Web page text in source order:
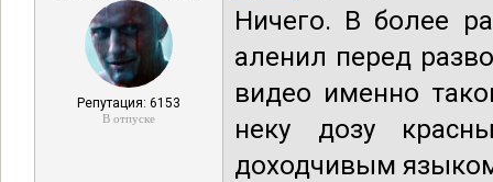
Репутация: 6153
В отпуске
Ничего. В более
аленил перед
видео именно
неку дозу
доходчивым